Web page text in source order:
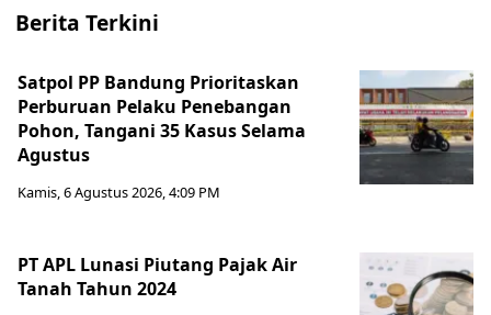
Berita Terkini
Satpol PP Bandung Prioritaskan
Perburuan Pelaku Penebangan
Pohon, Tangani 35 Kasus Selama
Agustus
Kamis, 6 Agustus 2026, 4:09 PM
PT APL Lunasi Piutang Pajak Air
Tanah Tahun 2024